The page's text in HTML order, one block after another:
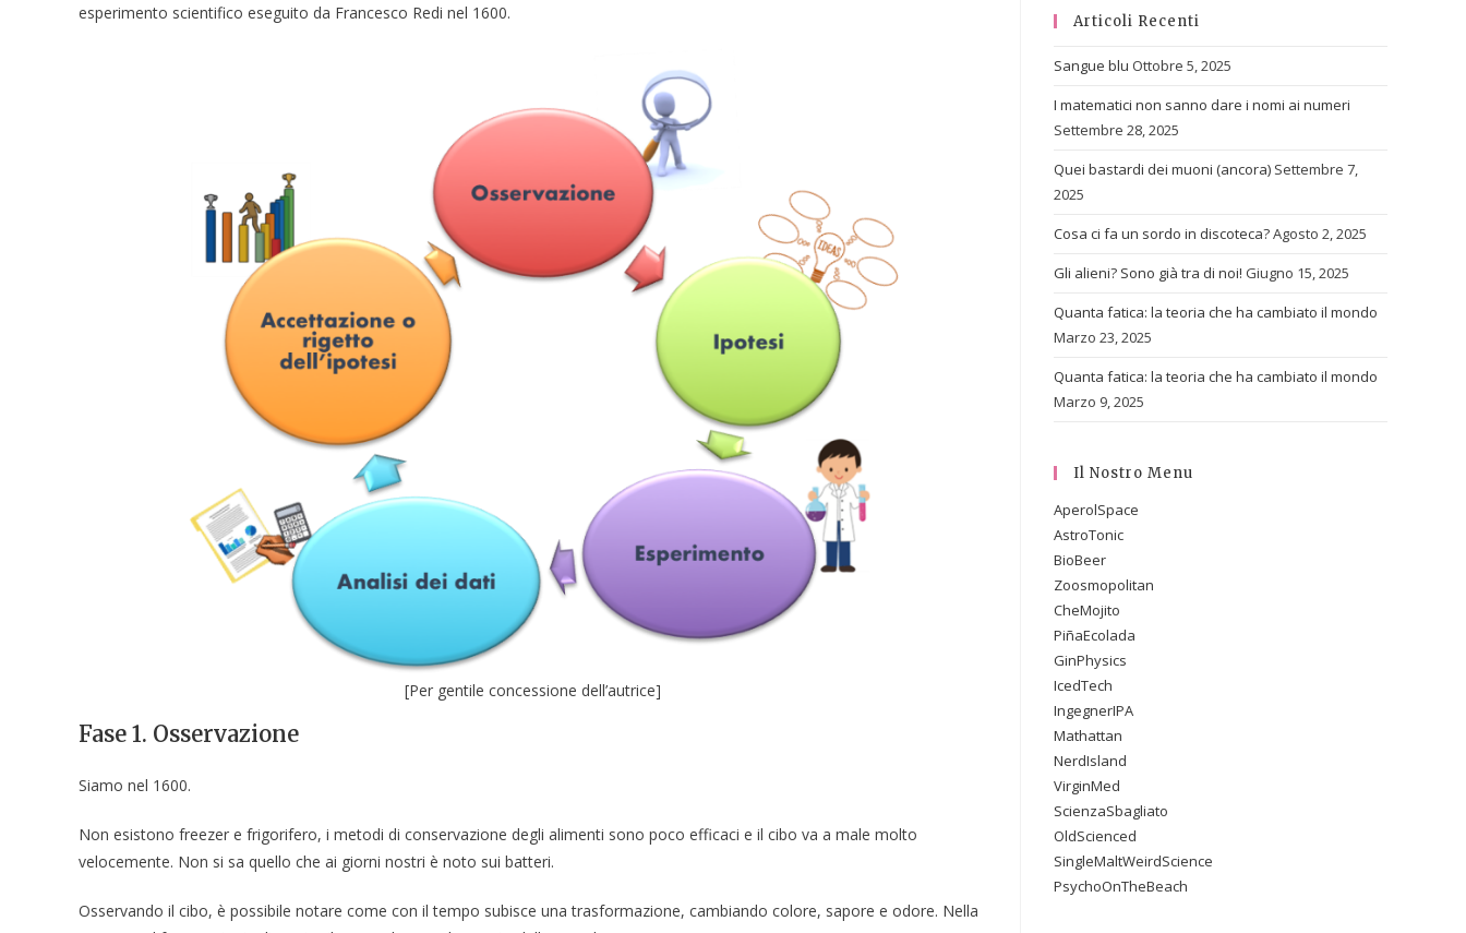
esperimento scientifico eseguito da Francesco Redi nel 1600.
[Per gentile concessione dell’autrice]
Fase 1. Osservazione
Siamo nel 1600.
Non esistono freezer e frigorifero, i metodi di conservazione degli alimenti sono poco efficaci e il cibo va a male molto
velocemente. Non si sa quello che ai giorni nostri è noto sui batteri.
Osservando il cibo, è possibile notare come con il tempo subisce una trasformazione, cambiando colore, sapore e odore. Nella
Articoli Recenti
Sangue blu Ottobre 5, 2025
I matematici non sanno dare i nomi ai numeri
Settembre 28, 2025
Quei bastardi dei muoni (ancora) Settembre 7,
2025
Cosa ci fa un sordo in discoteca?Agosto 2, 2025
Gli alieni? Sono già tra di noi! Giugno 15, 2025
Quanta fatica: la teoria che ha cambiato il mondo
Marzo 23, 2025
Quanta fatica: la teoria che ha cambiato il mondo
Marzo 9, 2025
Il Nostro Menu
AperolSpace
AstroTonic
BioBeer
Zoosmopolitan
CheMojito
PiñaEcolada
GinPhysics
IcedTech
IngegnerIPA
Mathattan
NerdIsland
VirginMed
ScienzaSbagliato
OldScienced
SingleMaltWeirdScience
PsychoOnTheBeach